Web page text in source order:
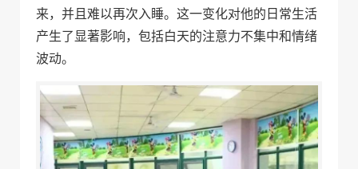
来，并且难以再次入睡。这一变化对他的日常生活
产生了显著影响，包括白天的注意力不集中和情绪
波动。